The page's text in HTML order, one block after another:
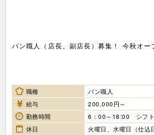
パン職人（店長、副店長）募集！ 今秋オー
職種
パン職人
給与
200,000円～
勤務時間
6：00～18:00 シフ
休日
火曜日、水曜日（仕